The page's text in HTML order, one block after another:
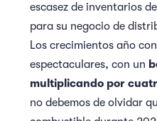
escasez de inventarios
para su negocio de
Los crecimientos año
espectaculares, con un
multiplicando por
no debemos de olvidar